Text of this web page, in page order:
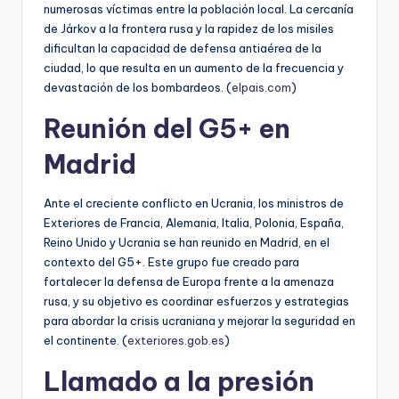
numerosas víctimas entre la población local. La cercanía
de Járkov a la frontera rusa y la rapidez de los misiles
dificultan la capacidad de defensa antiaérea de la
ciudad, lo que resulta en un aumento de la frecuencia y
devastación de los bombardeos. (elpais.com)
Reunión del G5+ en
Madrid
Ante el creciente conflicto en Ucrania, los ministros de
Exteriores de Francia, Alemania, Italia, Polonia, España,
Reino Unido y Ucrania se han reunido en Madrid, en el
contexto del G5+. Este grupo fue creado para
fortalecer la defensa de Europa frente a la amenaza
rusa, y su objetivo es coordinar esfuerzos y estrategias
para abordar la crisis ucraniana y mejorar la seguridad en
el continente. (exteriores.gob.es)
Llamado a la presión